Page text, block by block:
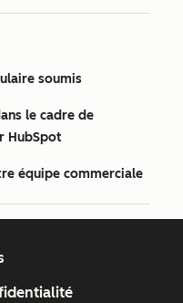
soumis
le cadre de
HubSpot
équipe commerciale